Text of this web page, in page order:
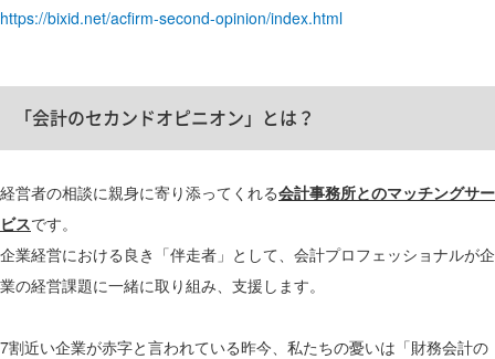
https://bixid.net/acfirm-second-opinion/index.html
「会計のセカンドオピニオン」とは？
経営者の相談に親身に寄り添ってくれる会計事務所とのマッチングサー
ビスです。
企業経営における良き「伴走者」として、会計プロフェッショナルが企
業の経営課題に一緒に取り組み、支援します。
7割近い企業が赤字と言われている昨今、私たちの憂いは「財務会計の